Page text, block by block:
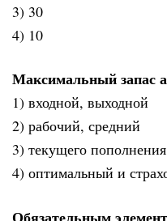
3) 30
4) 10
Максимальный запас
1) входной, выходной
2) рабочий, средний
3) текущего
4) оптимальный и
Обязательным